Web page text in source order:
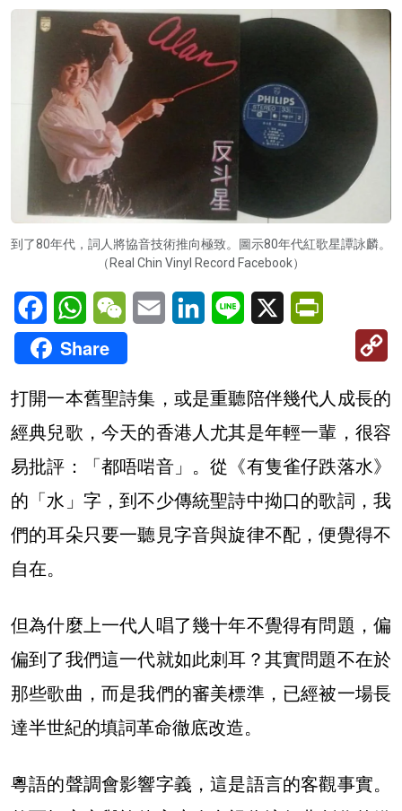
到了80年代，詞人將協音技術推向極致。圖示80年代紅歌星譚詠麟。
（Real Chin Vinyl Record Facebook）
FacebookWhatsAppWeChatEmail LinkedInLine X
Share
打開一本舊聖詩集，或是重聽陪伴幾代人成長的
經典兒歌，今天的香港人尤其是年輕一輩，很容
易批評：「都唔啱音」。從《有隻雀仔跌落水》
的「水」字，到不少傳統聖詩中拗口的歌詞，我
們的耳朵只要一聽見字音與旋律不配，便覺得不
自在。
但為什麼上一代人唱了幾十年不覺得有問題，偏
偏到了我們這一代就如此刺耳？其實問題不在於
那些歌曲，而是我們的審美標準，已經被一場長
達半世紀的填詞革命徹底改造。
粵語的聲調會影響字義，這是語言的客觀事實。